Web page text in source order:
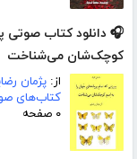
🎧 دانلود کتاب صوتی
کوچک‌شان می‌شناخت
از: پژمان
کتاب‌های
۰ صفحه